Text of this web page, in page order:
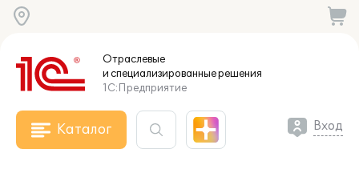
Отраслевые
и специализированныерешения
1С:Предприятие
Каталог Вход